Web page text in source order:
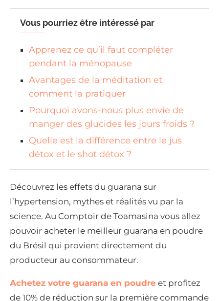
Vous pourriez être intéressé par
Apprenez ce qu’il faut compléter
pendant la ménopause
Avantages de la méditation et
comment la pratiquer
Pourquoi avons-nous plus envie de
manger des glucides les jours froids ?
Quelle est la différence entre le jus
détox et le shot détox ?
Découvrez les effets du guarana sur
l’hypertension, mythes et réalités vu par la
science. Au Comptoir de Toamasina vous allez
pouvoir acheter le meilleur guarana en poudre
du Brésil qui provient directement du
producteur au consommateur.
Achetez votre guarana en poudre et profitez
de 10% de réduction sur la première commande